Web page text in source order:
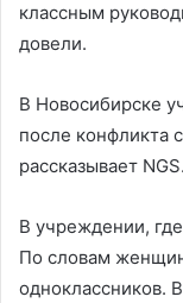
классным
довели.
В Новосибирске
после конфликта
рассказывает
В учреждении,
По словам
одноклассников.